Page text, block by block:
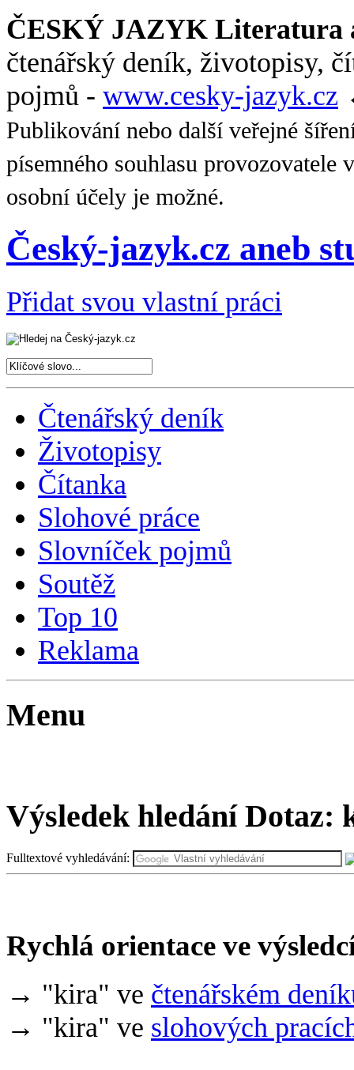
ČESKÝ JAZYK Literatura
čtenářský deník, životopisy,
pojmů - www.cesky-jazyk.cz
Publikování nebo další veřejné
písemného souhlasu
osobní účely je možné.
Český-jazyk.cz aneb
Přidat svou vlastní práci
Čtenářský deník
Životopisy
Čítanka
Slohové práce
Slovníček pojmů
Soutěž
Top 10
Reklama
Menu
Výsledek hledání Dotaz:
Fulltextové vyhledávání:
Rychlá orientace ve
→ "kira" ve čtenářském
→ "kira" ve slohových